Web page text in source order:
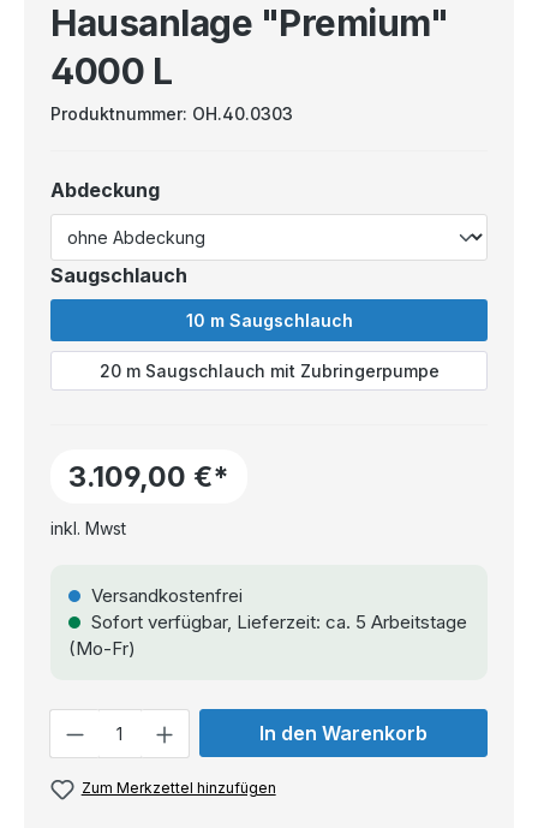
Hausanlage "Premium"
4000 L
Produktnummer: OH.40.0303
Abdeckung
Saugschlauch
10 m Saugschlauch
20 m Saugschlauch mit Zubringerpumpe
3.109,00 €*
inkl. Mwst
Versandkostenfrei
Sofort verfügbar, Lieferzeit: ca. 5 Arbeitstage
(Mo-Fr)
In den Warenkorb
Zum Merkzettel hinzufügen